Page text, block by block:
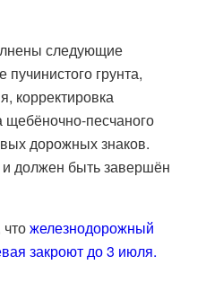
следующие
грунта,
корректировка
щебёночно-песчаного
дорожных знаков.
должен быть завершён
железнодорожный
закроют до 3 июля.